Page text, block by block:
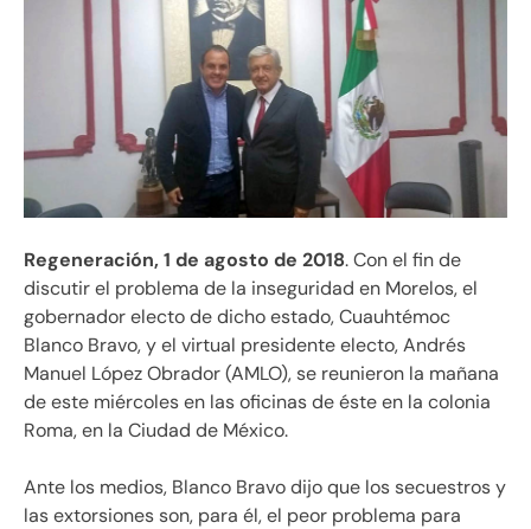
Regeneración, 1 de agosto de 2018. Con el fin de
discutir el problema de la inseguridad en Morelos, el
gobernador electo de dicho estado, Cuauhtémoc
Blanco Bravo, y el virtual presidente electo, Andrés
Manuel López Obrador (AMLO), se reunieron la mañana
de este miércoles en las oficinas de éste en la colonia
Roma, en la Ciudad de México.
Ante los medios, Blanco Bravo dijo que los secuestros y
las extorsiones son, para él, el peor problema para